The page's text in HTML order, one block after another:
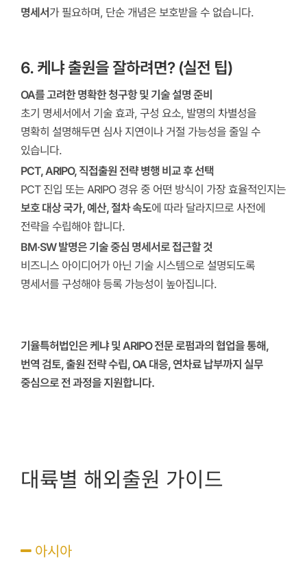
명세서가 필요하며, 단순 개념은 보호받을 수 없습니다.
6. 케냐 출원을 잘하려면? (실전 팁)
OA를 고려한 명확한 청구항 및 기술 설명 준비
초기 명세서에서 기술 효과, 구성 요소, 발명의 차별성을
명확히 설명해두면 심사 지연이나 거절 가능성을 줄일 수
있습니다.
PCT, ARIPO, 직접출원 전략 병행 비교 후 선택
PCT 진입 또는 ARIPO 경유 중 어떤 방식이 가장 효율적인지는
보호 대상 국가, 예산, 절차 속도에 따라 달라지므로 사전에
전략을 수립해야 합니다.
BM·SW 발명은 기술 중심 명세서로 접근할 것
비즈니스 아이디어가 아닌 기술 시스템으로 설명되도록
명세서를 구성해야 등록 가능성이 높아집니다.
기율특허법인은 케냐 및 ARIPO 전문 로펌과의 협업을 통해,
번역 검토, 출원 전략 수립, OA 대응, 연차료 납부까지 실무
중심으로 전 과정을 지원합니다.
대륙별 해외출원 가이드
아시아